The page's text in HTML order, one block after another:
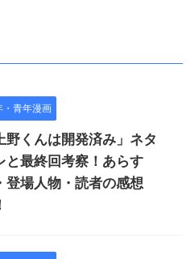
・青年漫画
野くんは開発済み」ネタ
と最終回考察！あらす
登場人物・読者の感想